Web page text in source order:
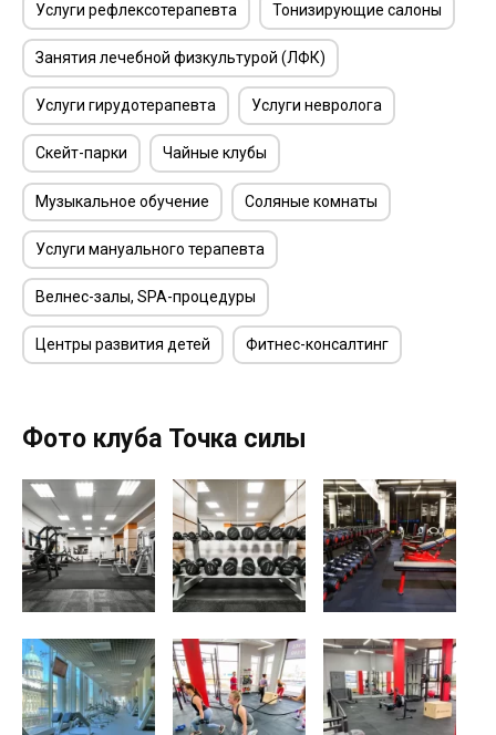
Услуги рефлексотерапевта Тонизирующие салоны
Занятия лечебной физкультурой (ЛФК)
Услуги гирудотерапевта Услуги невролога
Скейт-парки Чайные клубы
Музыкальное обучение Соляные комнаты
Услуги мануального терапевта
Велнес-залы, SPA-процедуры
Центры развития детей Фитнес-консалтинг
Фото клуба Точка силы